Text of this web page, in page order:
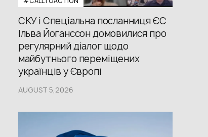
СКУ і Спеціальна посланниця ЄС
Ільва Йоганссон домовилися про
регулярний діалог щодо
майбутнього переміщених
українців у Європі
AUGUST 5,2026